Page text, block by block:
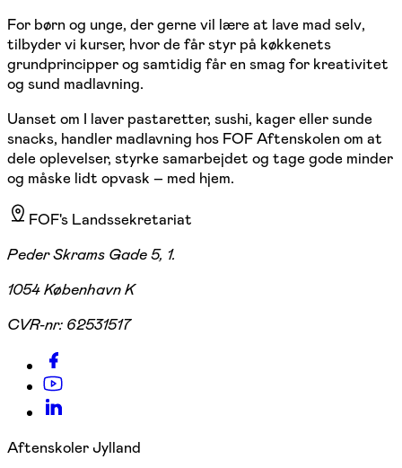
For børn og unge, der gerne vil lære at lave mad selv,
tilbyder vi kurser, hvor de får styr på køkkenets
grundprincipper og samtidig får en smag for kreativitet
og sund madlavning.
Uanset om I laver pastaretter, sushi, kager eller sunde
snacks, handler madlavning hos FOF Aftenskolen om at
dele oplevelser, styrke samarbejdet og tage gode minder
og måske lidt opvask – med hjem.
FOF's Landssekretariat
Peder Skrams Gade 5, 1.
1054 København K
CVR-nr: 62531517
Aftenskoler Jylland